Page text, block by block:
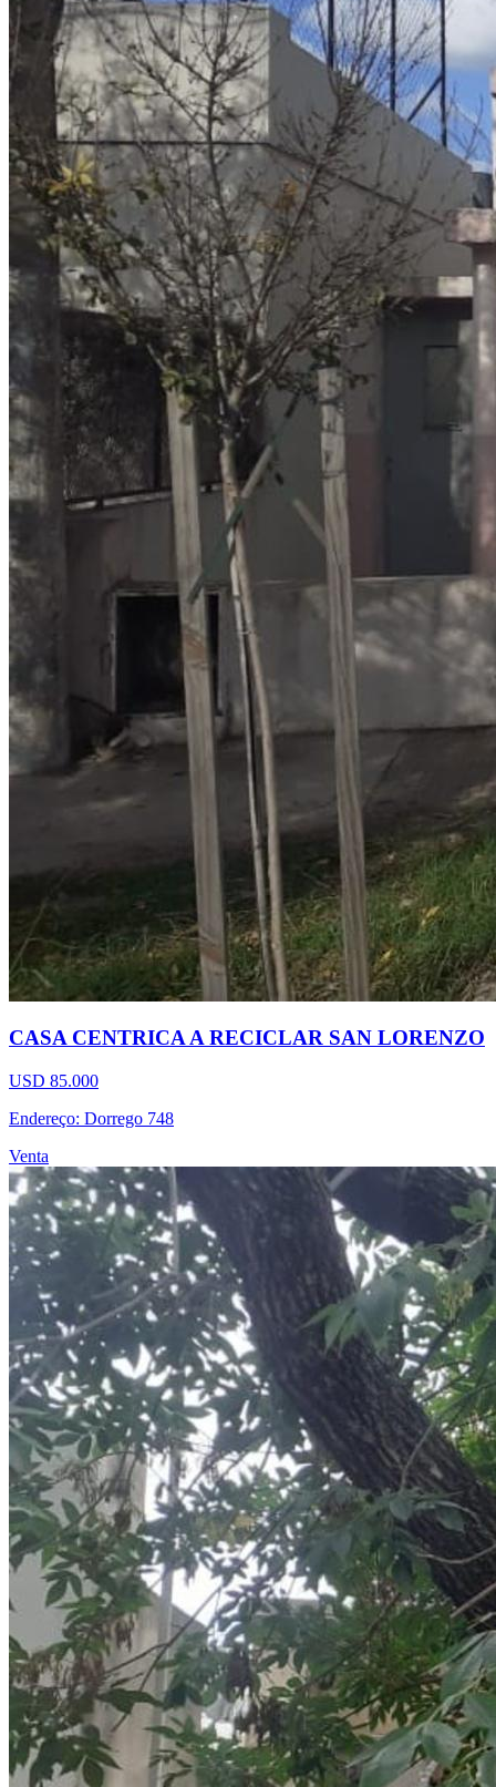
CASA CENTRICA A RECICLAR SAN LORENZO
USD 85.000
Endereço: Dorrego 748
Venta